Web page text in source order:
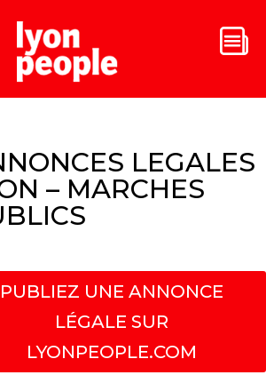
LEGALES
– MARCHES
PUBLIEZ UNE ANNONCE
LÉGALE SUR
LYONPEOPLE.COM